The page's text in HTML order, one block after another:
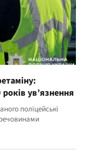
ув’язнення
поліцейські